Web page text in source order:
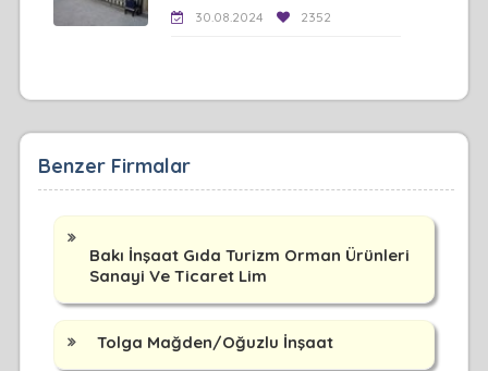
30.08.2024 2352
Benzer Firmalar
Bakı İnşaat Gıda Turizm Orman Ürünleri
Sanayi Ve Ticaret Lim
Tolga Mağden/Oğuzlu İnşaat